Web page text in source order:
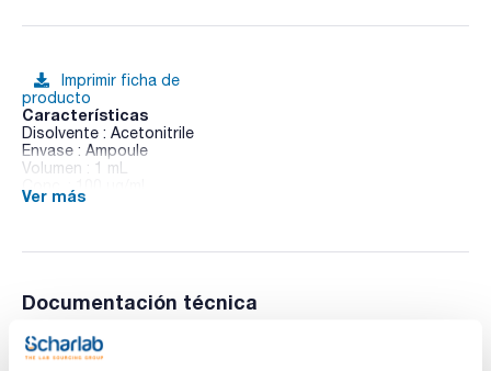
Imprimir ficha de
producto
Características
Disolvente : Acetonitrile
Envase : Ampoule
Volumen : 1 mL
CAS : [60-51-5]
Ver más
Documentación técnica
TDS / Ficha técnica